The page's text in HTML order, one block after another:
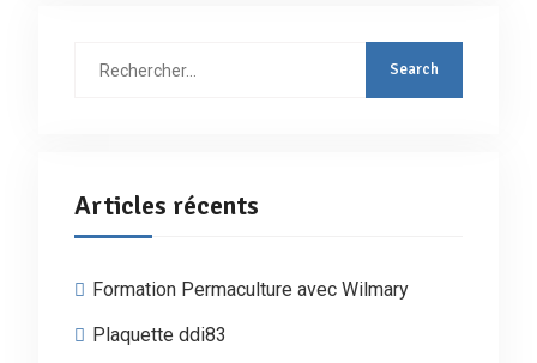
Articles récents
Formation Permaculture avec Wilmary
Plaquette ddi83